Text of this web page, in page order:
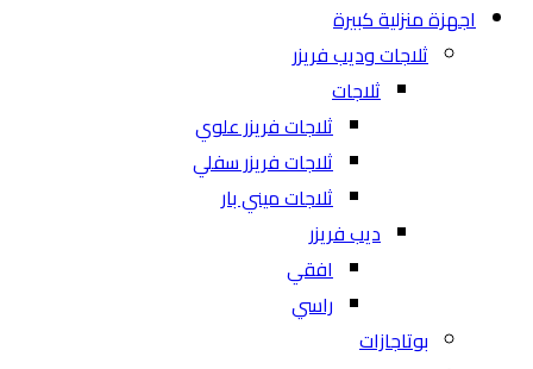
اجهزة منزلية كبيرة
ثلاجات وديب فريزر
ثلاجات
ثلاجات فريزر علوي
ثلاجات فريزر سفلي
ثلاجات ميني بار
ديب فريزر
افقي
راسي
بوتاجازات